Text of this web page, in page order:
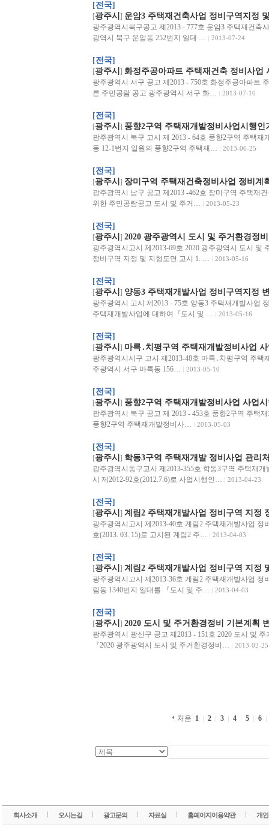
[전국]
[광주시 ] 운암3 주택재건축사업 정비구역지정
광주광역시북구공고 제2013 - 777호 운암3 주택재건축
광역시 북구 운암동 252번지 일대 …
2013-07-24
[전국]
[광주시 ] 화정주공아파트 주택재건축 정비사
광주광역시 서구 공고 제2013 - 750호 화정주공아파트
른 주민공람 공고 광주광역시 서구 화…
2013-07-10
[전국]
[광주시 ] 풍향2구역 주택재개발정비사업시행인
광주광역시 북구 고시 제 2013 - 64호 풍향2구역 주택
동 12-1번지 일원의 풍향2구역 주택재…
2013-06-25
[전국]
[광주시 ] 장미구역 주택재건축정비사업 정비
광주광역시 남구 공고 제2013 -462호 장미구역 주택재
위한 주민공람공고 도시 및 주거…
2013-05-23
[전국]
[광주시 ] 2020 광주광역시 도시 및 주거환경정
광주광역시고시 제2013-69호 2020 광주광역시 도시
정비구역 지정 및 지형도면 고시 1. …
2013-05-16
[전국]
[광주시 ] 양동3 주택재개발사업 정비구역지정
광주광역시 고시 제2013 - 75호 양동3 주택재개발사업
주택재개발사업에 대하여『도시 및 …
2013-05-16
[전국]
[광주시 ] 마륵․치평구역 주택재개발정비사업
광주광역시서구 고시 제2013-48호 마륵․치평구역 주
주광역시 서구 마륵동 156…
2013-05-10
[전국]
[광주시 ] 풍향2구역 주택재개발정비사업 사업
광주광역시 북구 공고 제 2013 - 453호 풍향2구역 주택
풍향2구역 주택재개발정비사…
2013-05-03
[전국]
[광주시 ] 학동3구역 주택재개발 정비사업 관리
광주광역시동구고시 제2013-355호 학동3구역 주택재
시 제2012-92호(2012.7.6)로 사업시행인…
2013-04-23
[전국]
[광주시 ] 계림2 주택재개발사업 정비구역 지정
광주광역시고시 제2013-40호 계림2 주택재개발사업
호(2013. 03. 15)로 고시된 계림2 주…
2013-04-03
[전국]
[광주시 ] 계림2 주택재개발사업 정비구역 지정
광주광역시고시 제2013-36호 계림2 주택재개발사업
림동 1340번지 일대를 『도시 및 주…
2013-04-03
[전국]
[광주시 ] 2020 도시 및 주거환경정비 기본계획
광주광역시 광산구 공고 제2013 - 151호 2020 도시 및
『2020 광주광역시 도시 및 주거환경정비…
2013-02-25
처음 1 2 3 4 5 6
회사소개 오시는길 광고문의 자료실 홈페이지이용약관 개